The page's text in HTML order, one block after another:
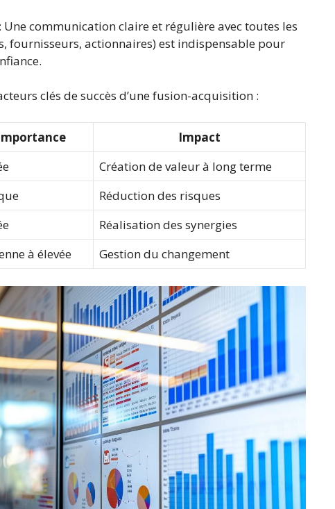
: Une communication claire et régulière avec toutes les
fournisseurs, actionnaires) est indispensable pour
clés de succès d’une fusion-acquisition :
Impact
Création de valeur à long terme
Réduction des risques
Réalisation des synergies
à élevée Gestion du changement